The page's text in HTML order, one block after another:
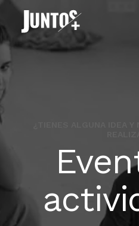
TESTIMONIOS
¿TIENES ALGUNA IDEA Y